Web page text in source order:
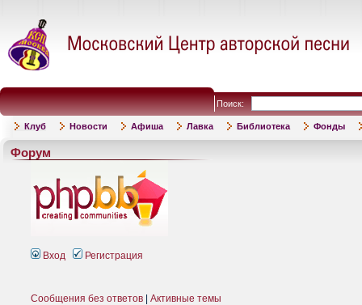
Поиск:
Клуб Новости Афиша Лавка Библиотека Фонды
Форум
Вход Регистрация
Сообщения без ответов Активные темы